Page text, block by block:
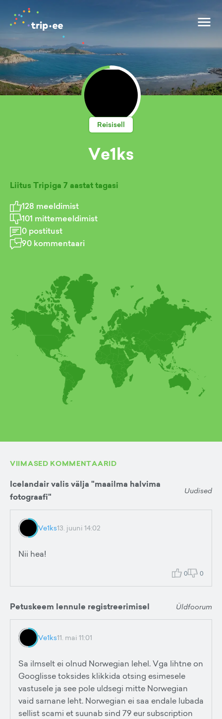
Reisisell
Ve1ks
Liitus Tripiga 7 aastat tagasi
128 meeldimist
101 mittemeeldimist
0 postitust
90 kommentaari
VIIMASED KOMMENTAARID
Icelandair valis välja "maailma halvima
fotograafi"
Uudised
Ve1ks13. juuni 14:02
Nii hea!
0 0
Petuskeem lennule registreerimisel Üldfoorum
Ve1ks11. mai 11:01
Sa ilmselt ei olnud Norwegian lehel. Vga lihtne on
Googlisse toksides klikkida otsing esimesele
vastusele ja see pole uldsegi mitte Norwegian
vaid sarnane leht. Norwegian ei saa endale lubada
sellist scami et suunab sind 79 eur subscription